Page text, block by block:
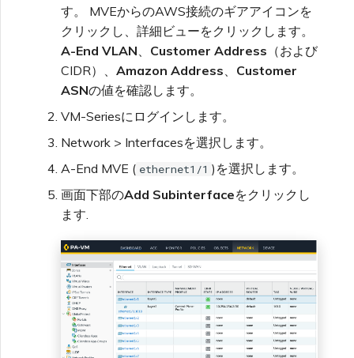
す。 MVEからのAWS接続のギアアイコンを
クリックし、詳細ビューをクリックします。
A-End VLAN
Customer Address （および
CIDR）、 Amazon Address
Customer
ASNの値を確認します。
VM-Seriesにログインします。
Network > Interfacesを選択します。
A-End MVE ( ethernet1/1 )を選択します。
画面下部のAdd Subinterfaceをクリックし
ます.